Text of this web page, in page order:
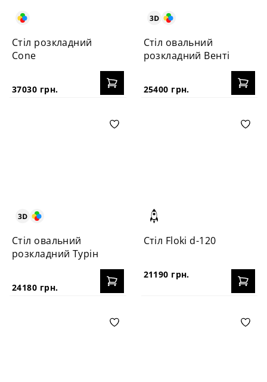
Стіл розкладний
Cone
37030 грн.
Стіл овальний
розкладний Венті
25400 грн.
Стіл овальний
розкладний Турін
24180 грн.
Стіл Floki d-120
21190 грн.